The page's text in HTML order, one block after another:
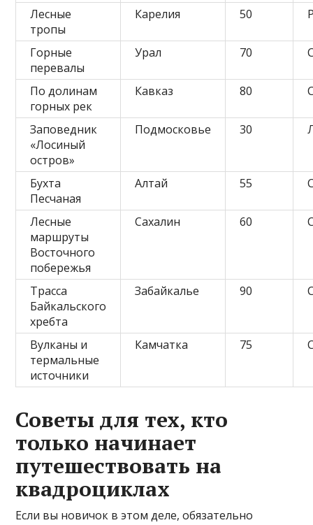
Лесные
тропы
Карелия 50
Горные
перевалы
Урал 70
По долинам
горных рек
Кавказ 80
Заповедник
«Лосиный
остров»
Подмосковье 30
Бухта
Песчаная
Алтай 55
Лесные
маршруты
Восточного
побережья
Сахалин 60
Трасса
Байкальского
хребта
Забайкалье 90
Вулканы и
термальные
источники
Камчатка 75
Советы для тех, кто
только начинает
путешествовать на
квадроциклах
Если вы новичок в этом деле, обязательно